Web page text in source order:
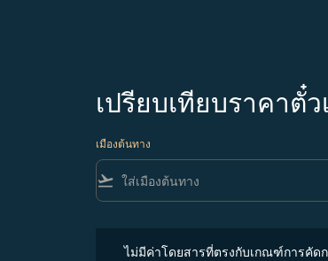
เปรียบเทียบราคาตั๋
เมืองต้นทาง
flight_takeoff
ไม่มีค่าโดยสารที่ตรงกับเกณฑ์การคั